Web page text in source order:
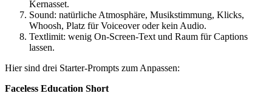
Kernasset.
Sound: natürliche Atmosphäre, Musikstimmung, Klicks,
Whoosh, Platz für Voiceover oder kein Audio.
Textlimit: wenig On-Screen-Text und Raum für Captions
lassen.
Hier sind drei Starter-Prompts zum Anpassen:
Faceless Education Short